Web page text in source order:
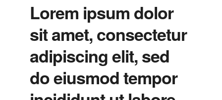
Lorem ipsum dolor
sit amet, consectetur
adipiscing elit, sed
do eiusmod tempor